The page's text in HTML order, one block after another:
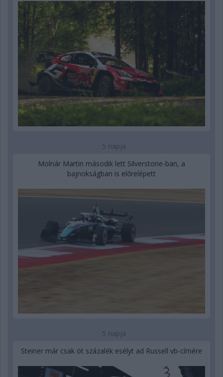
5 napja
Molnár Martin második lett Silverstone-ban, a
bajnokságban is előrelépett
5 napja
Steiner már csak öt százalék esélyt ad Russell vb-címére